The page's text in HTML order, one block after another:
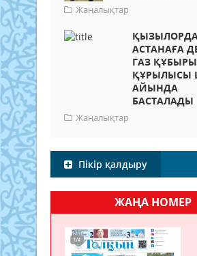
Жаңалықтар
АСТАНАҒА
ГАЗ
ҚҰРЫЛЫСЫ
АЙЫНДА
БАСТАЛАДЫ
Жаңалықтар
Пікір қалдыру
ЖАҢА НОМЕР